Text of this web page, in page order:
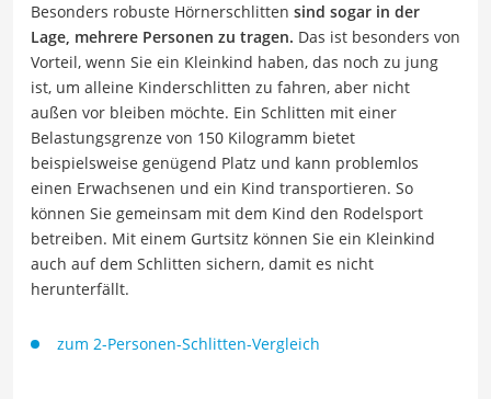
Besonders robuste Hörnerschlitten sind sogar in der
Lage, mehrere Personen zu tragen. Das ist besonders von
Vorteil, wenn Sie ein Kleinkind haben, das noch zu jung
ist, um alleine Kinderschlitten zu fahren, aber nicht
außen vor bleiben möchte. Ein Schlitten mit einer
Belastungsgrenze von 150 Kilogramm bietet
beispielsweise genügend Platz und kann problemlos
einen Erwachsenen und ein Kind transportieren. So
können Sie gemeinsam mit dem Kind den Rodelsport
betreiben. Mit einem Gurtsitz können Sie ein Kleinkind
auch auf dem Schlitten sichern, damit es nicht
herunterfällt.
zum 2-Personen-Schlitten-Vergleich